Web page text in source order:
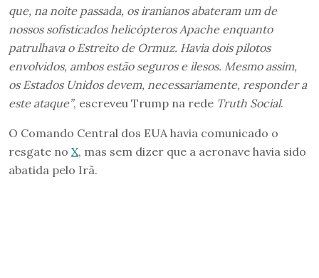
que, na noite passada, os iranianos abateram um de
nossos sofisticados helicópteros Apache enquanto
patrulhava o Estreito de Ormuz. Havia dois pilotos
envolvidos, ambos estão seguros e ilesos. Mesmo assim,
os Estados Unidos devem, necessariamente, responder a
este ataque”, escreveu Trump na rede Truth Social.
O Comando Central dos EUA havia comunicado o
resgate no X, mas sem dizer que a aeronave havia sido
abatida pelo Irã.